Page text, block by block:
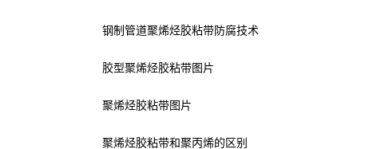
钢制管道聚烯烃胶粘带防腐技术
胶型聚烯烃胶粘带图片
聚烯烃胶粘带图片
聚烯烃胶粘带和聚丙烯的区别